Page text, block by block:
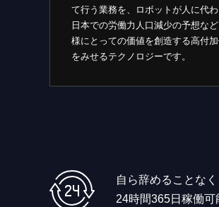
て行う業務を、ロボットが人に代わ
日本での労働力人口減少の予想な
様にとっての価値を創造する高付
をみせるテクノロジーです。
自ら辞めることなく
24時間365日稼働可